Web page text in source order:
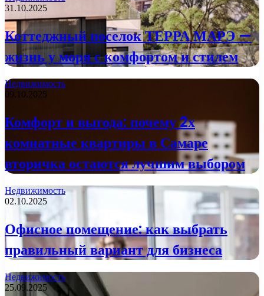
31.10.2025
Коттеджный поселок ТЕРРА МАРЭ —
жизнь у моря с комфортом и стилем
Недвижимость
09.10.2025
Комфорт и выгода: почему 2х
комнатные квартиры в Самаре
вторичка остаются лучшим выбором
Недвижимость
02.10.2025
Офисное помещение: как выбрать
правильный вариант для бизнеса
Недвижимость
25.09.2025